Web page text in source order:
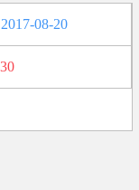
2017-08-20